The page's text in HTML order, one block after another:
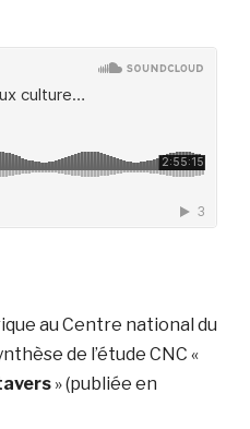
au Centre national du
de l’étude CNC «
» (publiée en